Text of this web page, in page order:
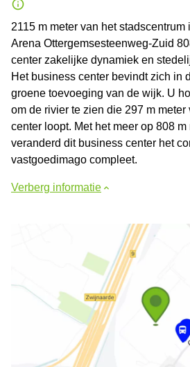
2115 m meter van het
Arena Ottergemsesteenweg-Zuid
center zakelijke dynamiek en
Het business center bevindt zich in
groene toevoeging van de wijk. U
om de rivier te zien die 297 m
center loopt. Met het meer op 808 m
veranderd dit business center het
vastgoedimago compleet.
Verberg informatie